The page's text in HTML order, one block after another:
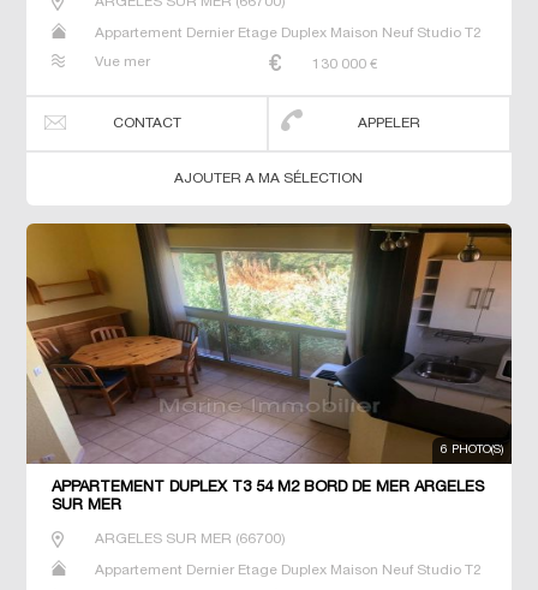
Appartement Dernier Etage Duplex Maison Neuf Studio T2
Vue mer
130 000 €
CONTACT APPELER
AJOUTER A MA SÉLECTION
6 PHOTO(S)
APPARTEMENT DUPLEX T3 54 M2 BORD DE MER ARGELES
SUR MER
ARGELES SUR MER (66700)
Appartement Dernier Etage Duplex Maison Neuf Studio T2